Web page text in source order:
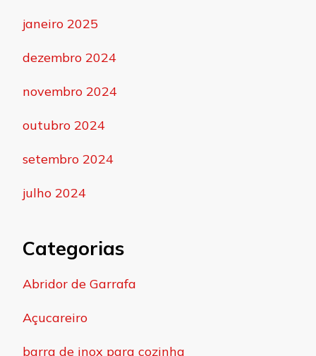
janeiro 2025
dezembro 2024
novembro 2024
outubro 2024
setembro 2024
julho 2024
Categorias
Abridor de Garrafa
Açucareiro
barra de inox para cozinha